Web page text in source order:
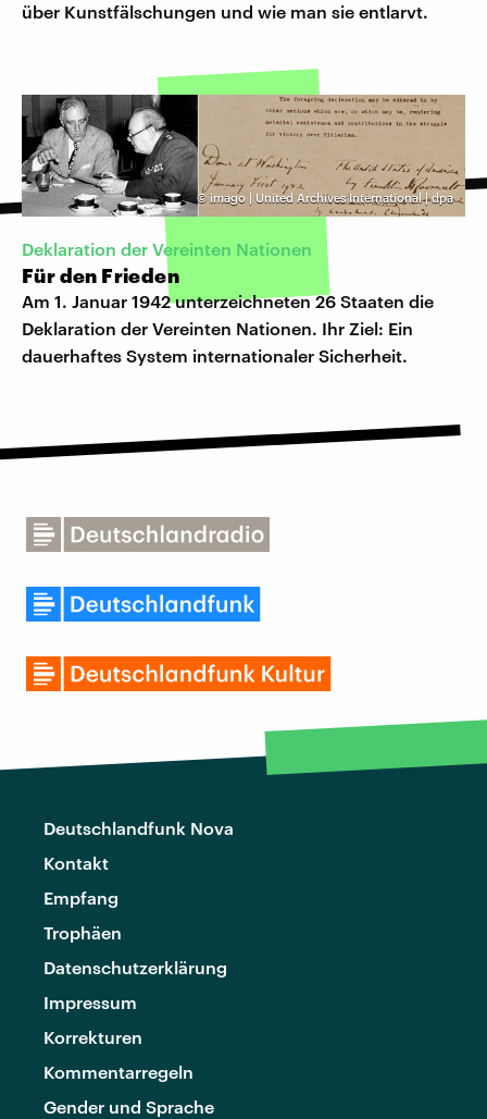
über Kunstfälschungen und wie man sie entlarvt.
© imago | United Archives International | dpa
Deklaration der Vereinten Nationen
Für den Frieden
Am 1. Januar 1942 unterzeichneten 26 Staaten die
Deklaration der Vereinten Nationen. Ihr Ziel: Ein
dauerhaftes System internationaler Sicherheit.
Deutschlandfunk Nova
Kontakt
Empfang
Trophäen
Datenschutzerklärung
Impressum
Korrekturen
Kommentarregeln
Gender und Sprache